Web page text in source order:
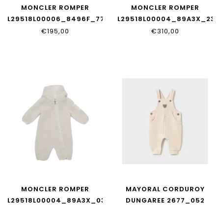
MONCLER ROMPER
L29518L00006_8496F_778
€195,00
MONCLER ROMPER
L29518L00004_89A3X_239
€310,00
MONCLER ROMPER
L29518L00004_89A3X_032
MAYORAL CORDUROY
DUNGAREE 2677_052